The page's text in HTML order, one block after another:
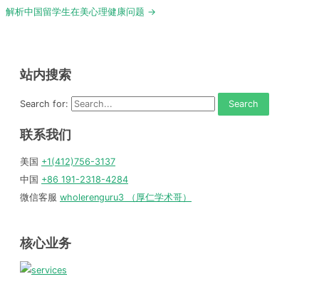
解析中国留学生在美心理健康问题 →
站内搜索
Search for:
联系我们
美国 +1(412)756-3137
中国 +86 191-2318-4284
微信客服 wholerenguru3 （厚仁学术哥）
核心业务